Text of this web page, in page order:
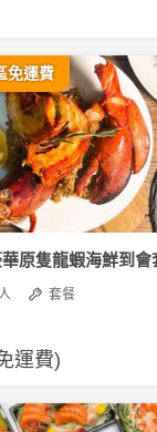
免運費
華原隻龍蝦海鮮到會
套餐
運費)